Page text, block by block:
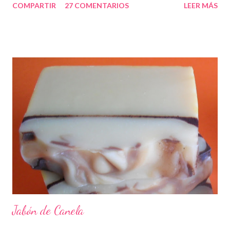
COMPARTIR 27 COMENTARIOS LEER MÁS
Jabón de Canela